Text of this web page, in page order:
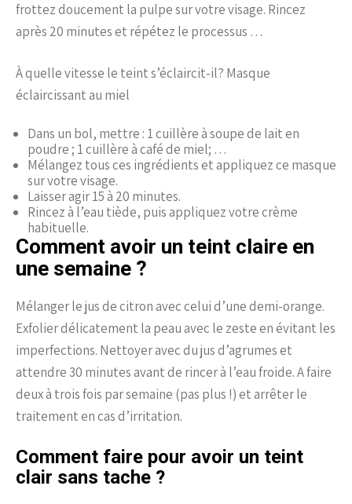
frottez doucement la pulpe sur votre visage. Rincez
après 20 minutes et répétez le processus …
À quelle vitesse le teint s’éclaircit-il? Masque
éclaircissant au miel
Dans un bol, mettre : 1 cuillère à soupe de lait en
poudre ; 1 cuillère à café de miel; …
Mélangez tous ces ingrédients et appliquez ce masque
sur votre visage.
Laisser agir 15 à 20 minutes.
Rincez à l’eau tiède, puis appliquez votre crème
habituelle.
Comment avoir un teint claire en
une semaine ?
Mélanger le jus de citron avec celui d’une demi-orange.
Exfolier délicatement la peau avec le zeste en évitant les
imperfections. Nettoyer avec du jus d’agrumes et
attendre 30 minutes avant de rincer à l’eau froide. A faire
deux à trois fois par semaine (pas plus !) et arrêter le
traitement en cas d’irritation.
Comment faire pour avoir un teint
clair sans tache ?